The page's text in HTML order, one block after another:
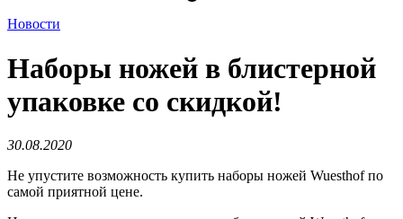
Новости
Наборы ножей в блистерной
упаковке со скидкой!
30.08.2020
Не упустите возможность купить наборы ножей Wuesthof по
самой приятной цене.